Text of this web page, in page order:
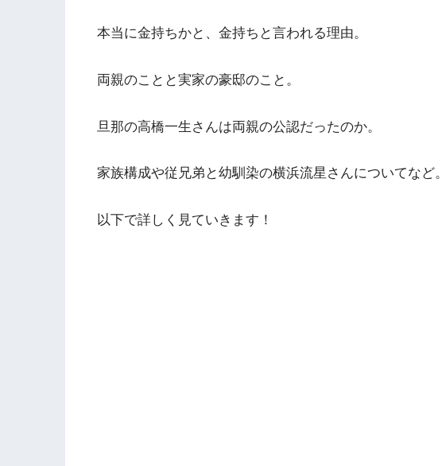
本当に金持ちかと、金持ちと言われる理由。
両親のことと実家の豪邸のこと。
旦那の高橋一生さんは両親の公認だったのか。
家族構成や従兄弟と幼馴染の横浜流星さんについてなど。
以下で詳しく見ていきます！